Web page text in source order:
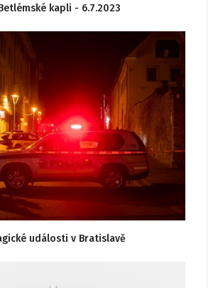
kapli - 6.7.2023
události v Bratislavě